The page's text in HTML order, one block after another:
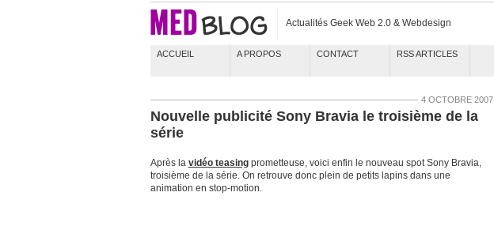
Actualités Geek Web 2.0 & Webdesign
ACCUEIL A PROPOS CONTACT RSS ARTICLES
4 OCTOBRE 2007
Nouvelle publicité Sony Bravia le troisième de la
série
Après la vidéo teasingprometteuse, voici enfin le nouveau spot Sony Bravia,
troisième de la série. On retrouve donc plein de petits lapins dans une
animation en stop-motion.